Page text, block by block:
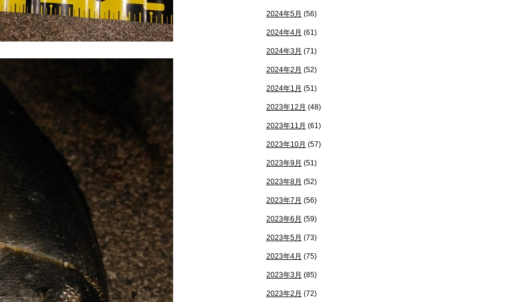
2024年5月 (56)
2024年4月 (61)
2024年3月 (71)
2024年2月 (52)
2024年1月 (51)
2023年12月 (48)
2023年11月 (61)
2023年10月 (57)
2023年9月 (51)
2023年8月 (52)
2023年7月 (56)
2023年6月 (59)
2023年5月 (73)
2023年4月 (75)
2023年3月 (85)
2023年2月 (72)